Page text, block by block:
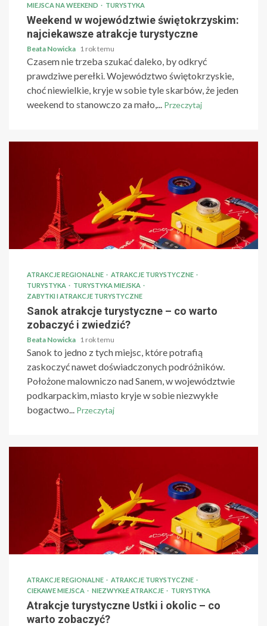
MIEJSCA NA WEEKEND
TURYSTYKA
Weekend w województwie świętokrzyskim:
najciekawsze atrakcje turystyczne
Beata Nowicka 1 rok temu
Czasem nie trzeba szukać daleko, by odkryć
prawdziwe perełki. Województwo świętokrzyskie,
choć niewielkie, kryje w sobie tyle skarbów, że jeden
weekend to stanowczo za mało,...
Przeczytaj
ATRAKCJE REGIONALNE
ATRAKCJE TURYSTYCZNE
TURYSTYKA
TURYSTYKA MIEJSKA
ZABYTKI I ATRAKCJE TURYSTYCZNE
Sanok atrakcje turystyczne – co warto
zobaczyć i zwiedzić?
Beata Nowicka 1 rok temu
Sanok to jedno z tych miejsc, które potrafią
zaskoczyć nawet doświadczonych podróżników.
Położone malowniczo nad Sanem, w województwie
podkarpackim, miasto kryje w sobie niezwykłe
bogactwo...
Przeczytaj
ATRAKCJE REGIONALNE
ATRAKCJE TURYSTYCZNE
CIEKAWE MIEJSCA
NIEZWYKŁE ATRAKCJE TURYSTYKA
Atrakcje turystyczne Ustki i okolic – co
warto zobaczyć?